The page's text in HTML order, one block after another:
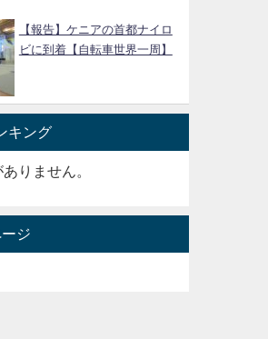
【報告】ケニアの首都ナイロ
ビに到着【自転車世界一周】
キング
りません。
ジ